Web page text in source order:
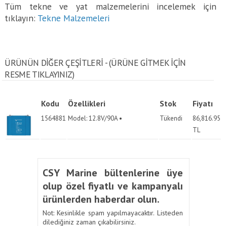
Tüm tekne ve yat malzemelerini incelemek için
tıklayın: Tekne Malzemeleri
ÜRÜNÜN DİĞER ÇEŞİTLERİ - (ÜRÜNE GITMEK IÇIN
RESME TIKLAYINIZ)
Kodu Özellikleri Stok Fiyatı
1564881 Model: 12.8V/90A • Tükendi
86,816.95
TL
CSY Marine bültenlerine üye
olup özel fiyatlı ve kampanyalı
ürünlerden haberdar olun.
Not: Kesinlikle spam yapılmayacaktır. Listeden
dilediğiniz zaman çıkabilirsiniz.